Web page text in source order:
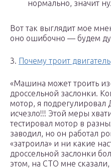
нормально, значит
Вот так выглядит мое
оно ошибочно — будем
3. Почему троит двигатель
«Машина может троить
дроссельной заслонки.
мотор, я подрегулировал
исчезло!!! Этой меры
тестировал мотор в
заводил, но он работал
«затроила» и ни какие
дроссельной заслонки
этом, на СТО мне